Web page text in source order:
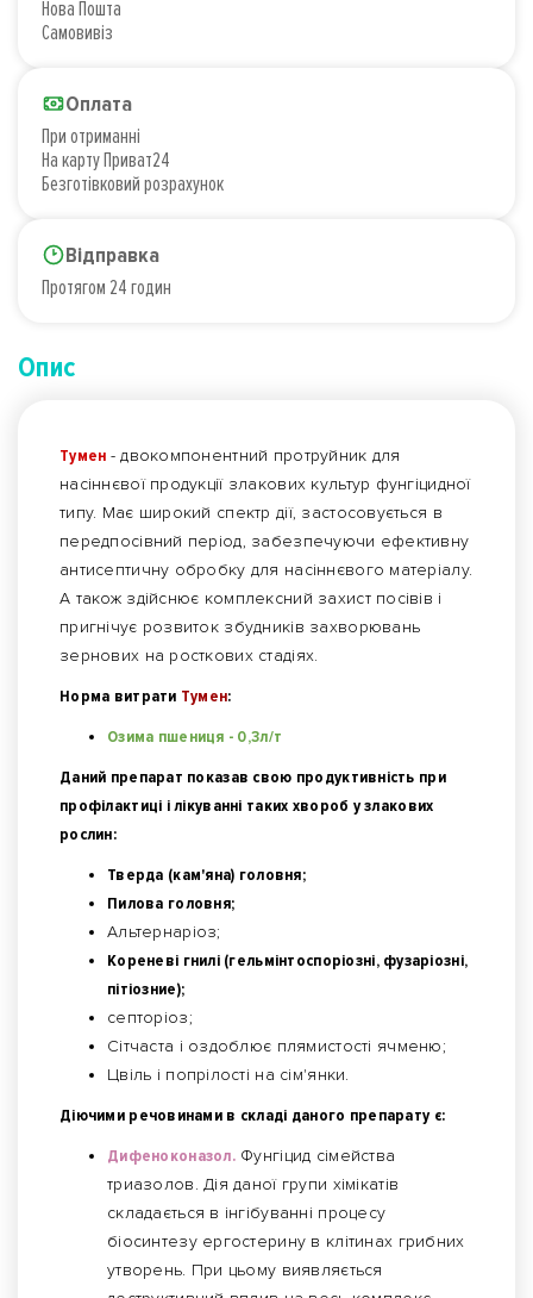
Нова Пошта
Самовивіз
Оплата
При отриманні
На карту Приват24
Безготівковий розрахунок
Відправка
Протягом 24 годин
Опис
Тумен - двокомпонентний протруйник для
насіннєвої продукції злакових культур фунгіцидної
типу. Має широкий спектр дії, застосовується в
передпосівний період, забезпечуючи ефективну
антисептичну обробку для насіннєвого матеріалу.
А також здійснює комплексний захист посівів і
пригнічує розвиток збудників захворювань
зернових на росткових стадіях.
Норма витрати Тумен:
Озима пшениця - 0,3л/т
Даний препарат показав свою продуктивність при
профілактиці і лікуванні таких хвороб у злакових
рослин:
Тверда (кам'яна) головня;
Пилова головня;
Альтернаріоз;
Кореневі гнилі (гельмінтоспоріозні, фузаріозні,
пітіозние);
септоріоз;
Сітчаста і оздоблює плямистості ячменю;
Цвіль і попрілості на сім'янки.
Діючими речовинами в складі даного препарату є:
Дифеноконазол.Фунгіцид сімейства
триазолов. Дія даної групи хімікатів
складається в інгібуванні процесу
біосинтезу ергостерину в клітинах грибних
утворень. При цьому виявляється